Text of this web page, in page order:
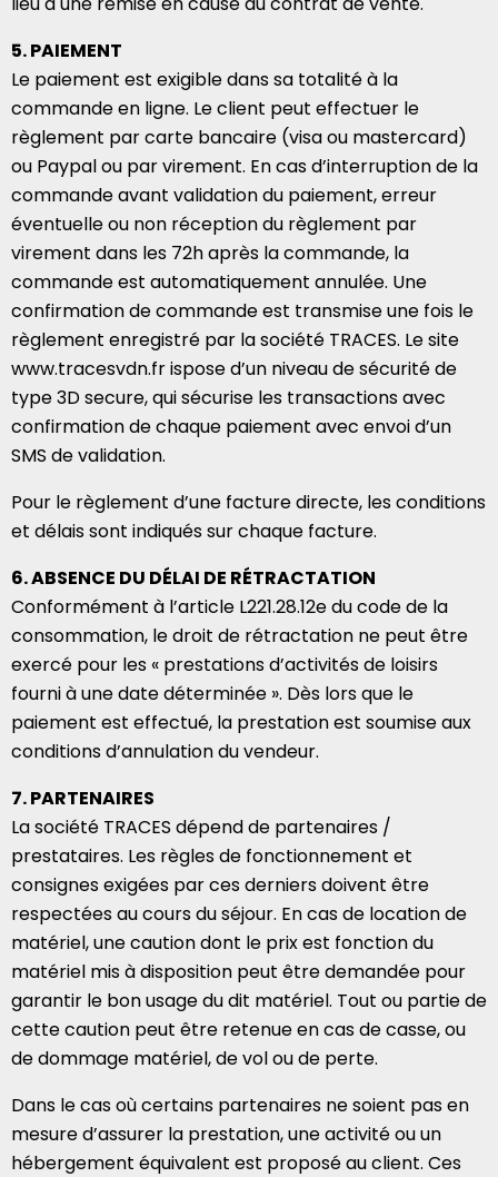
5. PAIEMENT
Le paiement est exigible dans sa totalité à la
commande en ligne. Le client peut effectuer le
règlement par carte bancaire (visa ou mastercard)
ou Paypal ou par virement. En cas d’interruption de la
commande avant validation du paiement, erreur
éventuelle ou non réception du règlement par
virement dans les 72h après la commande, la
commande est automatiquement annulée. Une
confirmation de commande est transmise une fois le
règlement enregistré par la société TRACES. Le site
www.tracesvdn.fr ispose d’un niveau de sécurité de
type 3D secure, qui sécurise les transactions avec
confirmation de chaque paiement avec envoi d’un
SMS de validation.
Pour le règlement d’une facture directe, les conditions
et délais sont indiqués sur chaque facture.
6. ABSENCE DU DÉLAI DE RÉTRACTATION
Conformément à l’article L221.28.12e du code de la
consommation, le droit de rétractation ne peut être
exercé pour les « prestations d’activités de loisirs
fourni à une date déterminée ». Dès lors que le
paiement est effectué, la prestation est soumise aux
conditions d’annulation du vendeur.
7. PARTENAIRES
La société TRACES dépend de partenaires /
prestataires. Les règles de fonctionnement et
consignes exigées par ces derniers doivent être
respectées au cours du séjour. En cas de location de
matériel, une caution dont le prix est fonction du
matériel mis à disposition peut être demandée pour
garantir le bon usage du dit matériel. Tout ou partie de
cette caution peut être retenue en cas de casse, ou
de dommage matériel, de vol ou de perte.
Dans le cas où certains partenaires ne soient pas en
mesure d’assurer la prestation, une activité ou un
hébergement équivalent est proposé au client. Ces